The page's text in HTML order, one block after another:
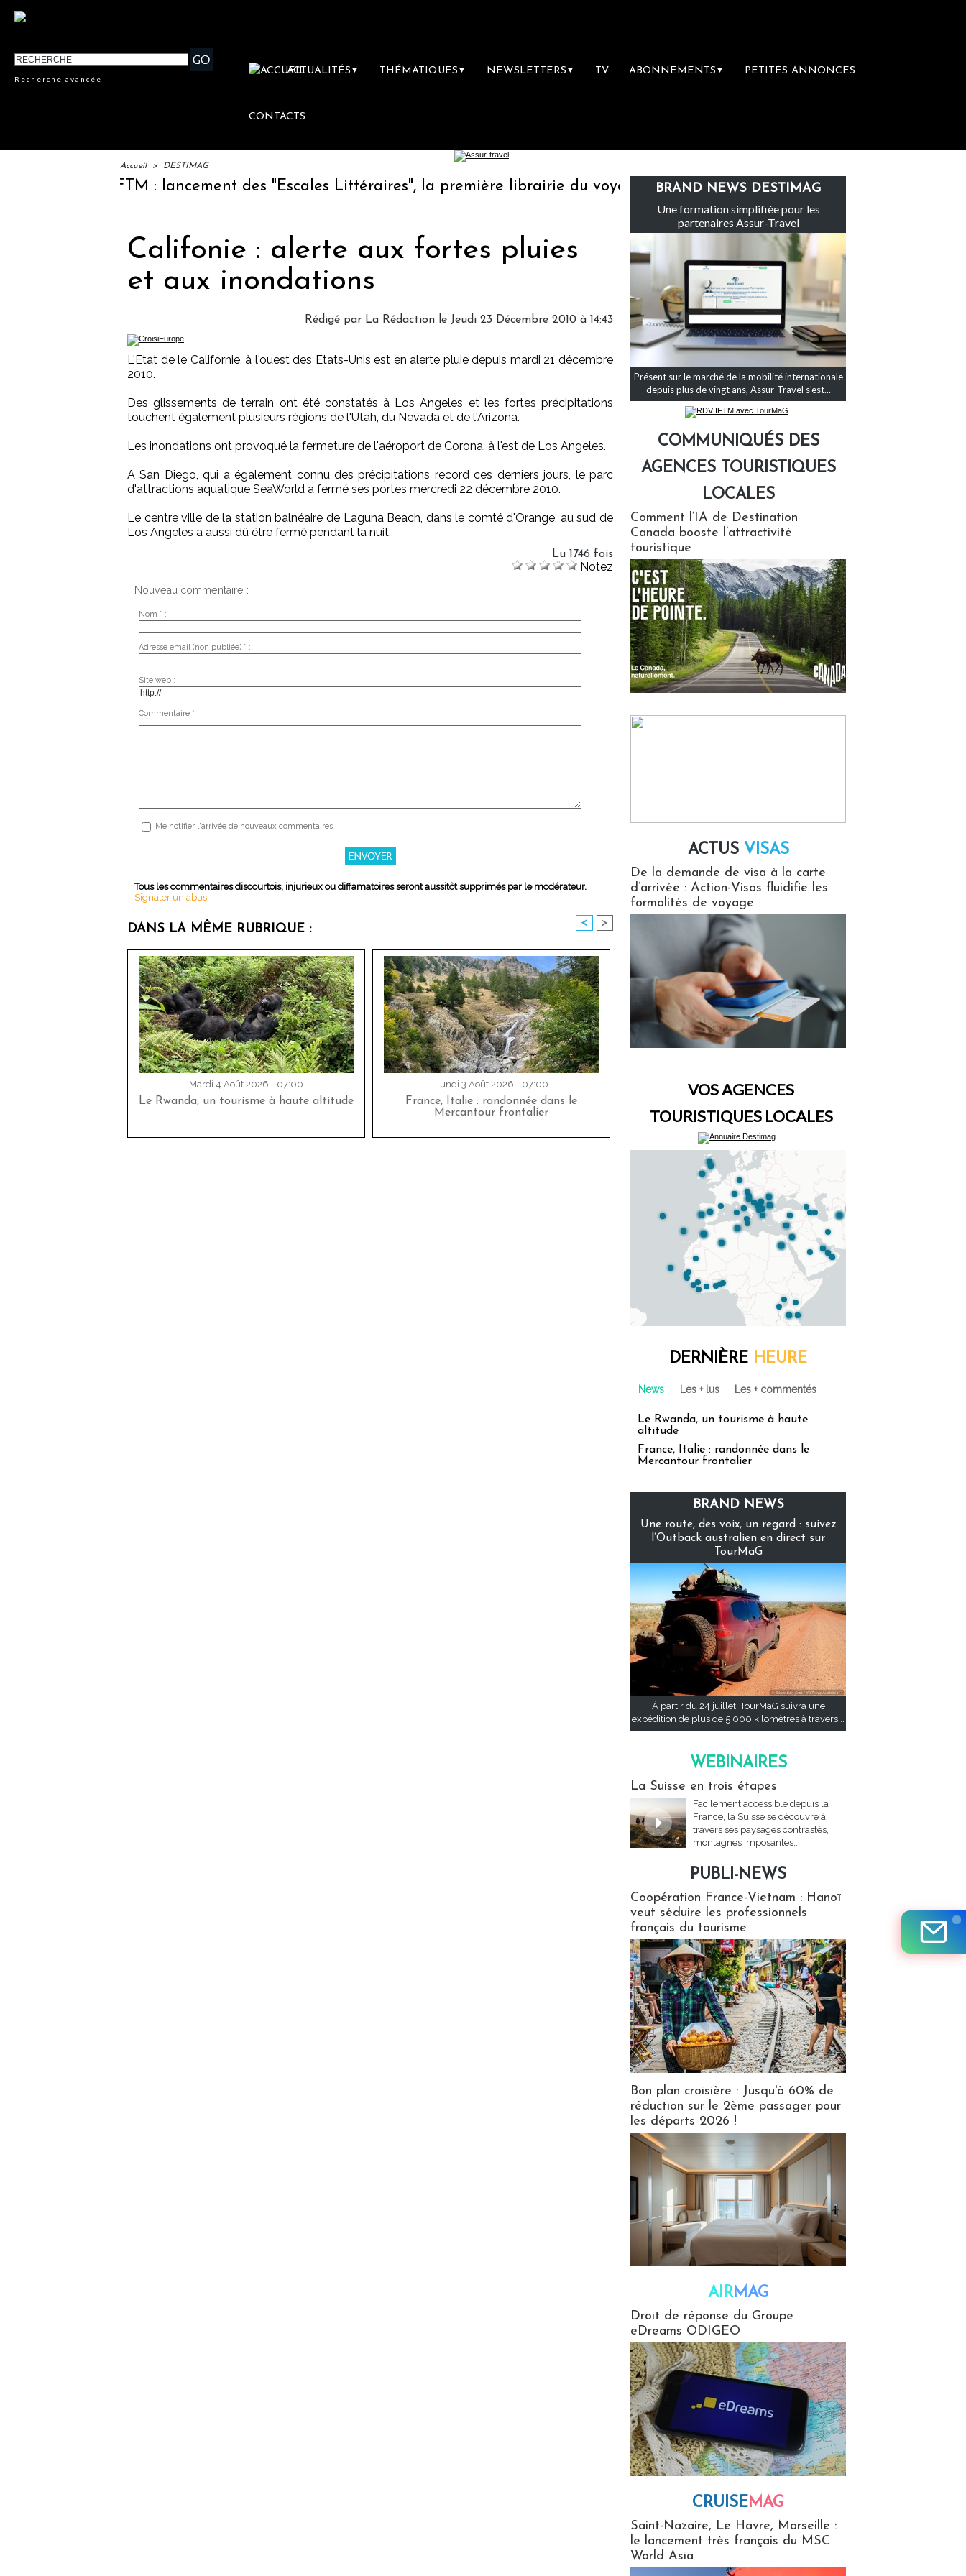
Recherche avancée
ACTUALITÉS ▼ THÉMATIQUES ▼ NEWSLETTERS ▼ TV ABONNEMENTS ▼ PETITES ANNONCES
CONTACTS
Accueil > DESTIMAG
IFTM : lancement des "Escales Littéraires", la première librairie du voyage Le groupe Sainte-Claire rachète Eden Tour
Califonie : alerte aux fortes pluies
et aux inondations
Rédigé par La Rédaction le Jeudi 23 Décembre 2010 à 14:43
L'Etat de le Californie, à l'ouest des Etats-Unis est en alerte pluie depuis mardi 21 décembre
2010.
Des glissements de terrain ont été constatés à Los Angeles et les fortes précipitations
touchent également plusieurs régions de l'Utah, du Nevada et de l'Arizona.
Les inondations ont provoqué la fermeture de l'aéroport de Corona, à l'est de Los Angeles.
A San Diego, qui a également connu des précipitations record ces derniers jours, le parc
d'attractions aquatique SeaWorld a fermé ses portes mercredi 22 décembre 2010.
Le centre ville de la station balnéaire de Laguna Beach, dans le comté d'Orange, au sud de
Los Angeles a aussi dû être fermé pendant la nuit.
Lu 1746 fois
Notez
Nouveau commentaire :
Nom * :
Adresse email (non publiée) * :
Site web :
Commentaire * :
Me notifier l'arrivée de nouveaux commentaires
Tous les commentaires discourtois, injurieux ou diffamatoires seront aussitôt supprimés par le modérateur.
Signaler un abus
DANS LA MÊME RUBRIQUE : < >
Mardi 4 Août 2026 - 07:00
Le Rwanda, un tourisme à haute altitude
Lundi 3 Août 2026 - 07:00
France, Italie : randonnée dans le
Mercantour frontalier
BRAND NEWS DESTIMAG
Une formation simplifiée pour les
partenaires Assur-Travel
Présent sur le marché de la mobilité internationale
depuis plus de vingt ans, Assur-Travel s'est...
COMMUNIQUÉS DES
AGENCES TOURISTIQUES
LOCALES
Comment l’IA de Destination
Canada booste l’attractivité
touristique
ACTUS VISAS
De la demande de visa à la carte
d’arrivée : Action-Visas fluidifie les
formalités de voyage
VOS AGENCES
TOURISTIQUES LOCALES
DERNIÈRE HEURE
News Les + lus Les + commentés
Le Rwanda, un tourisme à haute
altitude
France, Italie : randonnée dans le
Mercantour frontalier
BRAND NEWS
Une route, des voix, un regard : suivez
l’Outback australien en direct sur
TourMaG
À partir du 24 juillet, TourMaG suivra une
expédition de plus de 5 000 kilomètres à travers...
WEBINAIRES
La Suisse en trois étapes
Facilement accessible depuis la
France, la Suisse se découvre à
travers ses paysages contrastés,
montagnes imposantes,...
PUBLI-NEWS
Coopération France-Vietnam : Hanoï
veut séduire les professionnels
français du tourisme
Bon plan croisière : Jusqu'à 60% de
réduction sur le 2ème passager pour
les départs 2026 !
AIRMAG
Droit de réponse du Groupe
eDreams ODIGEO
CRUISEMAG
Saint-Nazaire, Le Havre, Marseille :
le lancement très français du MSC
World Asia